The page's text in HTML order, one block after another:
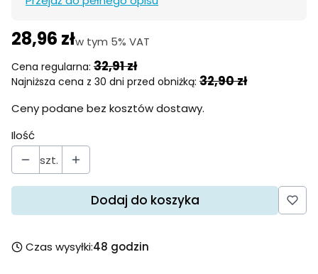
28,96 złw tym 5% VAT
w tym 5% VAT
Cena regularna: 32,91 zł
Najniższa cena z 30 dni przed obniżką: 32,90 zł
Ceny podane bez kosztów dostawy.
Ilość
szt.
Dodaj do koszyka
Czas wysyłki:48 godzin